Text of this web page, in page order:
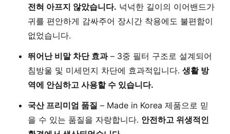
전혀 아프지 않았습니다. 넉넉한 길이의 이어밴드가
귀를 편안하게 감싸주어 장시간 착용에도 불편함이
없었습니다.
뛰어난 비말 차단 효과– 3중 필터 구조로 설계되어
침방울 및 미세먼지 차단에 효과적입니다. 생활 방
역에 안심하고 사용할 수 있습니다.
국산 프리미엄 품질 – Made in Korea 제품으로 믿
을 수 있는 품질을 자랑합니다. 안전하고 위생적인